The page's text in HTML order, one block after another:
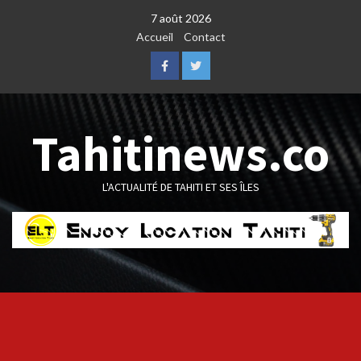
7 août 2026
Accueil
Contact
FacebookTwitter
Tahitinews.co
L'ACTUALITÉ DE TAHITI ET SES ÎLES